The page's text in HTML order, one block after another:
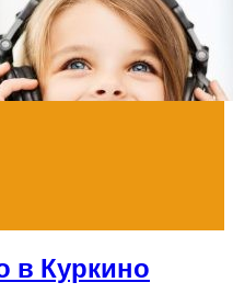
в Куркино